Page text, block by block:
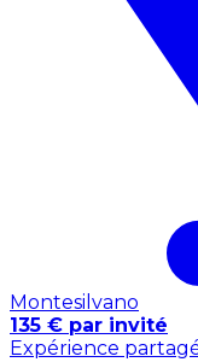
Montesilvano
135 € par invité
Expérience